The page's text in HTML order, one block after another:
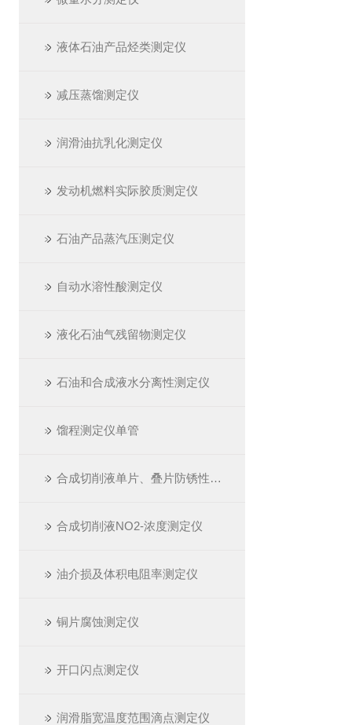
液体石油产品烃类测定仪
减压蒸馏测定仪
润滑油抗乳化测定仪
发动机燃料实际胶质测定仪
石油产品蒸汽压测定仪
自动水溶性酸测定仪
液化石油气残留物测定仪
石油和合成液水分离性测定仪
馏程测定仪单管
合成切削液单片、叠片防锈性测定仪
合成切削液NO2-浓度测定仪
油介损及体积电阻率测定仪
铜片腐蚀测定仪
开口闪点测定仪
润滑脂宽温度范围滴点测定仪